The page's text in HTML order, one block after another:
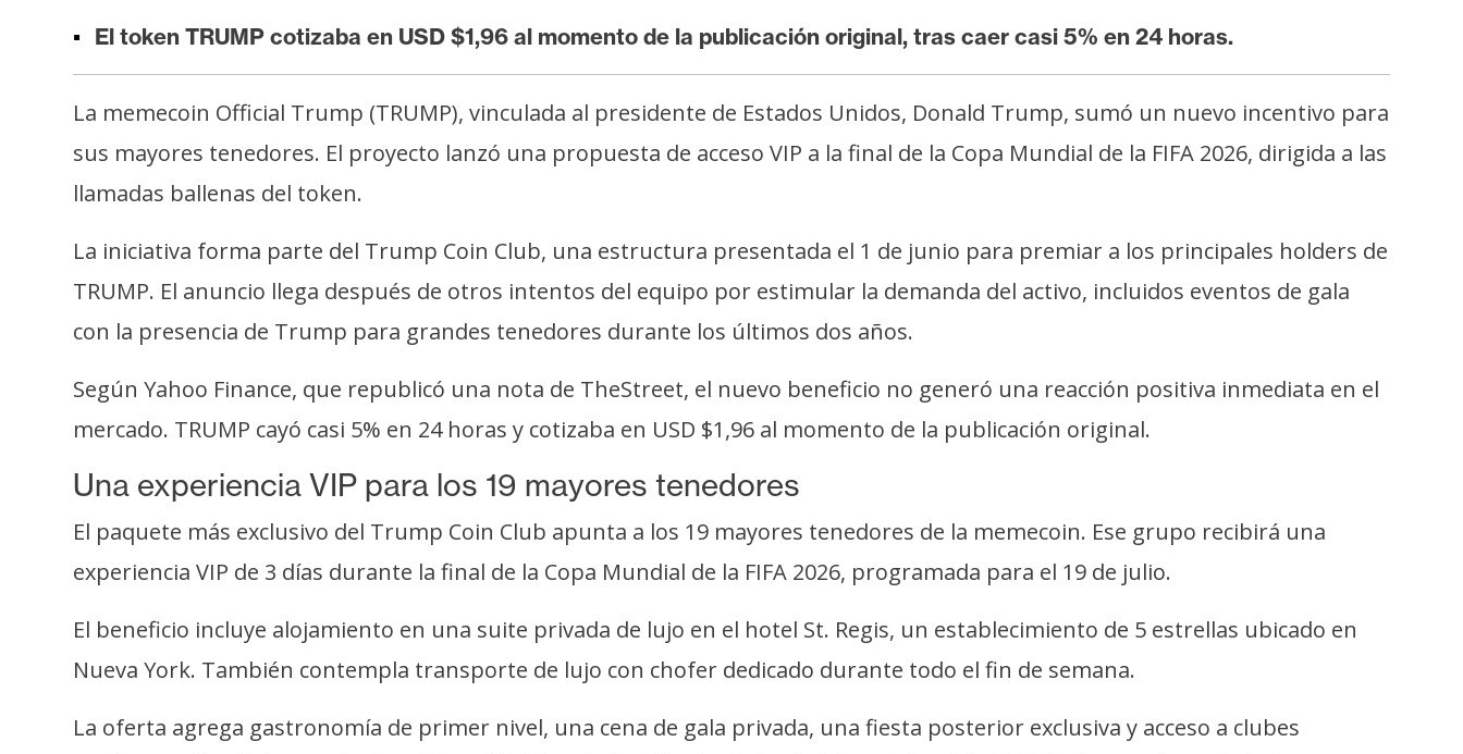
N
a
s
d
P
e
n
a
e
m
s
R
c
El token TRUMP cotizaba en USD $1,96 al momento de la publicación original, tras caer casi 5% en 24 horas.
La memecoin Official Trump (TRUMP), vinculada al presidente de Estados Unidos, Donald Trump, sumó un nuevo incentivo para
sus mayores tenedores. El proyecto lanzó una propuesta de acceso VIP a la final de la Copa Mundial de la FIFA 2026, dirigida a las
llamadas ballenas del token.
La iniciativa forma parte del Trump Coin Club, una estructura presentada el 1 de junio para premiar a los principales holders de
TRUMP. El anuncio llega después de otros intentos del equipo por estimular la demanda del activo, incluidos eventos de gala
con la presencia de Trump para grandes tenedores durante los últimos dos años.
Según Yahoo Finance, que republicó una nota de TheStreet, el nuevo beneficio no generó una reacción positiva inmediata en el
mercado. TRUMP cayó casi 5% en 24 horas y cotizaba en USD $1,96 al momento de la publicación original.
Una experiencia VIP para los 19 mayores tenedores
El paquete más exclusivo del Trump Coin Club apunta a los 19 mayores tenedores de la memecoin. Ese grupo recibirá una
experiencia VIP de 3 días durante la final de la Copa Mundial de la FIFA 2026, programada para el 19 de julio.
El beneficio incluye alojamiento en una suite privada de lujo en el hotel St. Regis, un establecimiento de 5 estrellas ubicado en
Nueva York. También contempla transporte de lujo con chofer dedicado durante todo el fin de semana.
La oferta agrega gastronomía de primer nivel, una cena de gala privada, una fiesta posterior exclusiva y acceso a clubes